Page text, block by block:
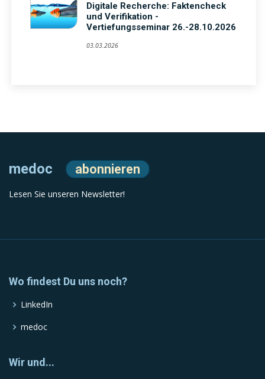
Digitale Recherche: Faktencheck
und Verifikation -
Vertiefungsseminar 26.-28.10.2026
03.03.2026
medoc abonnieren
Lesen Sie unseren Newsletter!
Wo findest Du uns noch?
LinkedIn
medoc
Wir und...